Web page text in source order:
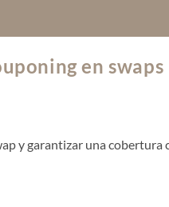
en swaps
y garantizar una cobertura